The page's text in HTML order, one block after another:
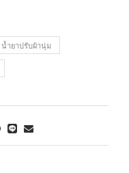
น้ำยาปรับผ้านุ่ม